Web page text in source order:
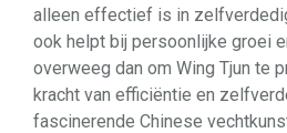
alleen effectief is in
ook helpt bij persoonlijke groei
overweeg dan om Wing Tjun te
kracht van efficiëntie en
fascinerende Chinese